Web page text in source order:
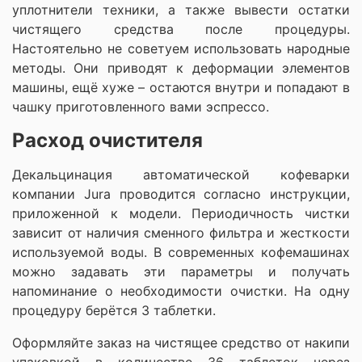
уплотнители техники, а также вывести остатки
чистящего средства после процедуры.
Настоятельно не советуем использовать народные
методы. Они приводят к деформации элементов
машины, ещё хуже – остаются внутри и попадают в
чашку приготовленного вами эспрессо.
Расход очистителя
Декальцинация автоматической кофеварки
компании Jura проводится согласно инструкции,
приложенной к модели. Периодичность чистки
зависит от наличия сменного фильтра и жесткости
используемой воды. В современных кофемашинах
можно задавать эти параметры и получать
напоминание о необходимости очистки. На одну
процедуру берётся 3 таблетки.
Оформляйте заказ на чистящее средство от накипи